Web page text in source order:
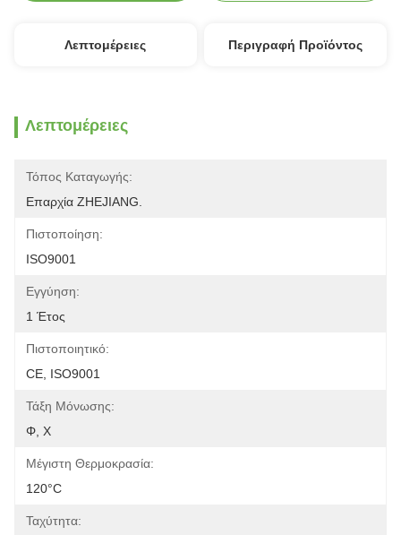
Λεπτομέρειες Περιγραφή Προϊόντος
Λεπτομέρειες
Τόπος Καταγωγής:
Επαρχία ZHEJIANG.
Πιστοποίηση:
ISO9001
Εγγύηση:
1 Έτος
Πιστοποιητικό:
CE, ISO9001
Τάξη Μόνωσης:
Φ, Χ
Μέγιστη Θερμοκρασία:
120°C
Ταχύτητα: